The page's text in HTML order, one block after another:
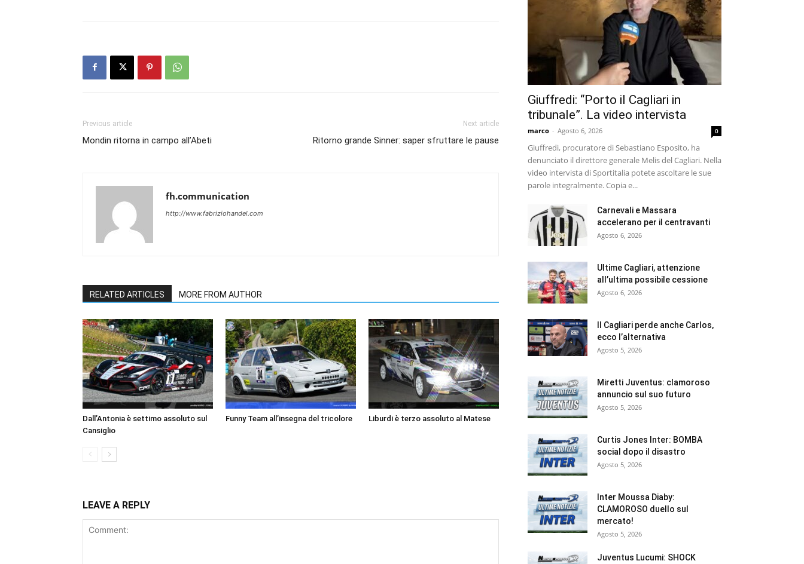
Previous article
Mondin ritorna in campo all’Abeti
Next article
Ritorno grande Sinner: saper sfruttare le pause
fh.communication
http://www.fabriziohandel.com
RELATED ARTICLES MORE FROM AUTHOR
Dall’Antonia è settimo assoluto sul
Cansiglio
Funny Team all’insegna del tricolore Liburdi è terzo assoluto al Matese
LEAVE A REPLY
Giuffredi: “Porto il Cagliari in
tribunale”. La video intervista
marco - Agosto 6, 2026 0
Giuffredi, procuratore di Sebastiano Esposito, ha
denunciato il direttore generale Melis del Cagliari. Nella
video intervista di Sportitalia potete ascoltare le sue
parole integralmente. Copia e...
Carnevali e Massara
accelerano per il centravanti
Agosto 6, 2026
Ultime Cagliari, attenzione
all’ultima possibile cessione
Agosto 6, 2026
Il Cagliari perde anche Carlos,
ecco l’alternativa
Agosto 5, 2026
Miretti Juventus: clamoroso
annuncio sul suo futuro
Agosto 5, 2026
Curtis Jones Inter: BOMBA
social dopo il disastro
Agosto 5, 2026
Inter Moussa Diaby:
CLAMOROSO duello sul
mercato!
Agosto 5, 2026
Juventus Lucumi: SHOCK